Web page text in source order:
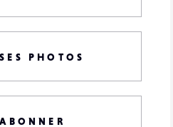
PHOTOS